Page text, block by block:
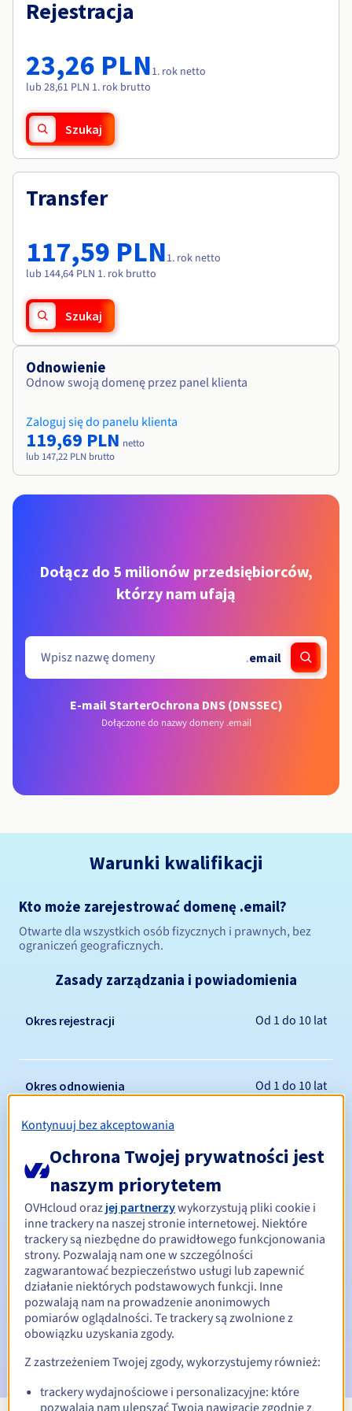
Cennik
Roadmap & Changelog
Monitorowanie
Roadmap & Changelog
Roadmap & Changelog
Roadmap & Changelog
Roadmap & Changelog
Rejestracja
23,26 PLN1. rok netto
lub 28,61 PLN 1. rok brutto
Szukaj
Transfer
117,59 PLN1. rok netto
lub 144,64 PLN 1. rok brutto
Szukaj
Odnowienie
Odnow swoją domenę przez panel klienta
Zaloguj się do panelu klienta
119,69 PLN netto
lub 147,22 PLN brutto
Dołącz do 5 milionów przedsiębiorców,
którzy nam ufają
.email
E-mail StarterOchrona DNS (DNSSEC)
Dołączone do nazwy domeny .email
Warunki kwalifikacji
Kto może zarejestrować domenę .email?
Otwarte dla wszystkich osób fizycznych i prawnych, bez
ograniczeń geograficznych.
Zasady zarządzania i powiadomienia
Okres rejestracji Od 1 do 10 lat
Okres odnowienia Od 1 do 10 lat
Okres wykupu 30 dni
Automatyczne powiadomienia:
E-maile ostrzegawcze:60, 30, 15, 7 i 3 dni przed datą
wygaśnięcia
E-mail w dniu wygaśnięciapowiadamiający o zawieszeniu
nazwy domeny
E-mail po Redemption Grace Period
Kontynuuj bez akceptowania
Ochrona Twojej prywatności jest
naszym priorytetem
OVHcloud oraz jej partnerzywykorzystują pliki cookie i
inne trackery na naszej stronie internetowej. Niektóre
trackery są niezbędne do prawidłowego funkcjonowania
strony. Pozwalają nam one w szczególności
zagwarantować bezpieczeństwo usługi lub zapewnić
działanie niektórych podstawowych funkcji. Inne
pozwalają nam na prowadzenie anonimowych
pomiarów oglądalności. Te trackery są zwolnione z
obowiązku uzyskania zgody.
Z zastrzeżeniem Twojej zgody, wykorzystujemy również:
trackery wydajnościowe i personalizacyjne: które
pozwalają nam ulepszać Twoją nawigację zgodnie z